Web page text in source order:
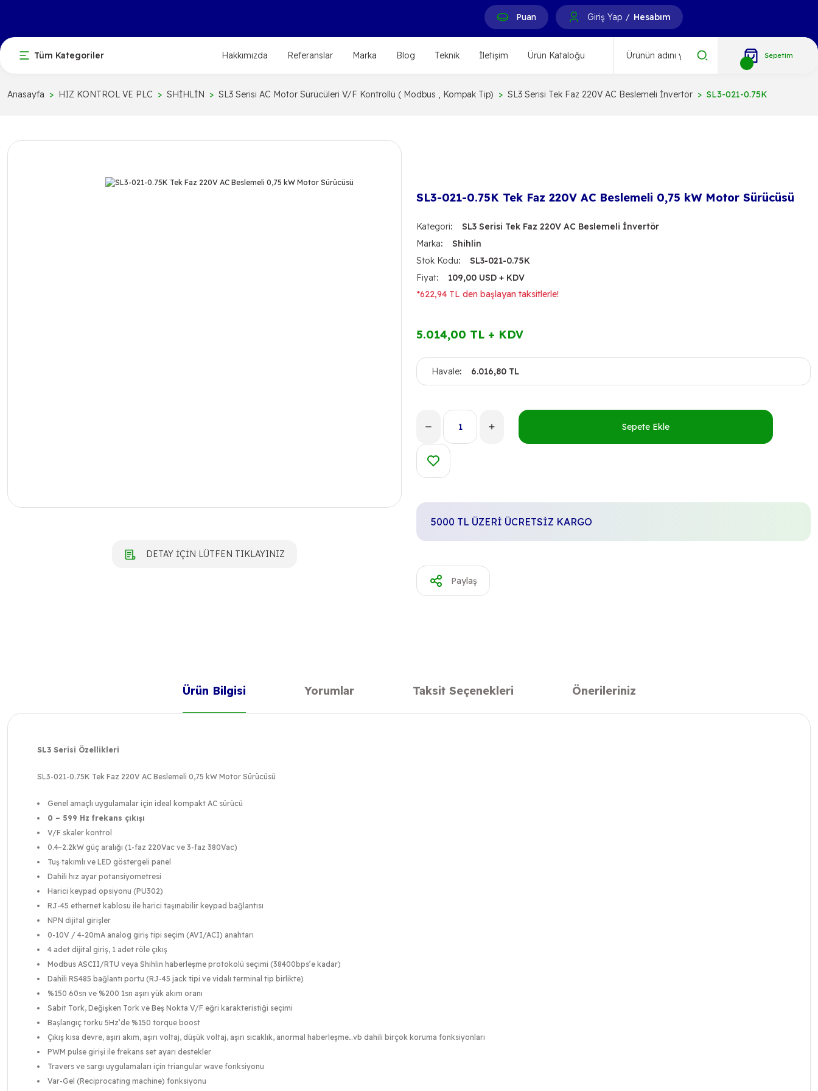
Puan Giriş Yap / Hesabım
Tüm Kategoriler Hakkımızda Referanslar Marka Blog Teknik İletişim Ürün Kataloğu Sepetim
Anasayfa HIZ KONTROL VE PLC SHİHLİN SL3 Serisi AC Motor Sürücüleri V/F Kontrollü ( Modbus , Kompak Tip) SL3 Serisi Tek Faz 220V AC Beslemeli İnvertör SL3-021-0.75K Tek Faz
DETAY İÇİN LÜTFEN TIKLAYINIZ
SL3-021-0.75K Tek Faz 220V AC Beslemeli 0,75 kW Motor Sürücüsü
Kategori
SL3 Serisi Tek Faz 220V AC Beslemeli İnvertör
Marka
Shihlin
Stok Kodu
SL3-021-0.75K
Fiyat
109,00 USD + KDV
*622,94 TL den başlayan taksitlerle!
5.014,00 TL + KDV
Havale 6.016,80 TL
Sepete Ekle
5000 TL ÜZERİ ÜCRETSİZ KARGO
Paylaş
Ürün Bilgisi Yorumlar Taksit Seçenekleri Önerileriniz
SL3 Serisi Özellikleri
SL3-021-0.75K Tek Faz 220V AC Beslemeli 0,75 kW Motor Sürücüsü
Genel amaçlı uygulamalar için ideal kompakt AC sürücü
0 – 599 Hz frekans çıkışı
V/F skaler kontrol
0.4~2.2kW güç aralığı (1-faz 220Vac ve 3-faz 380Vac)
Tuş takımlı ve LED göstergeli panel
Dahili hız ayar potansiyometresi
Harici keypad opsiyonu (PU302)
RJ-45 ethernet kablosu ile harici taşınabilir keypad bağlantısı
NPN dijital girişler
0-10V / 4-20mA analog giriş tipi seçim (AVI/ACI) anahtarı
4 adet dijital giriş, 1 adet röle çıkış
Modbus ASCII/RTU veya Shihlin haberleşme protokolü seçimi (38400bps’e kadar)
Dahili RS485 bağlantı portu (RJ-45 jack tipi ve vidalı terminal tip birlikte)
%150 60sn ve %200 1sn aşırı yük akım oranı
Sabit Tork, Değişken Tork ve Beş Nokta V/F eğri karakteristiği seçimi
Başlangıç torku 5Hz’de %150 torque boost
Çıkış kısa devre, aşırı akım, aşırı voltaj, düşük voltaj, aşırı sıcaklık, anormal haberleşme…vb dahili birçok koruma fonksiyonları
PWM pulse girişi ile frekans set ayarı destekler
Travers ve sargı uygulamaları için triangular wave fonksiyonu
Var-Gel (Reciprocating machine) fonksiyonu